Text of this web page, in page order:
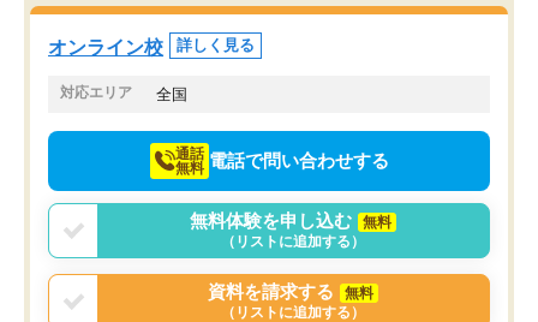
塾を受けています。狙い通り、少しず
つ成績も上がり、苦手意識も無くなっ
てきたので、さらに苦手な数学も追加
でお願いしました。来年の高校受験に
オンライン校 詳しく見る
対応エリア 全国
通話
無料 電話で問い合わせする
無料体験を申し込む
無料
（リストに追加する）
資料を請求する
無料
（リストに追加する）